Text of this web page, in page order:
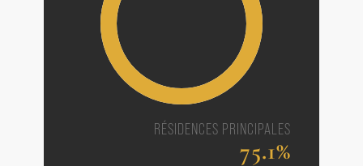
RÉSIDENCES PRINCIPALES
75.1%